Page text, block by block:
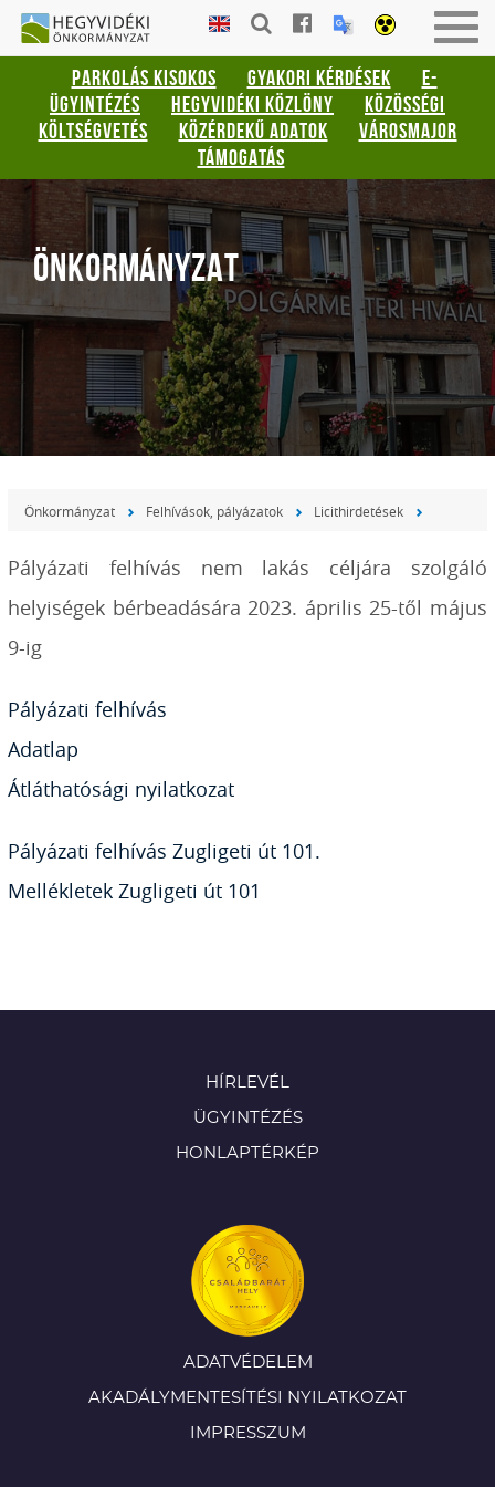
Gyorsbillentyűk
listája
Keresés:
"S"
Bejelentkezés:
HEGYVIDÉKI
ÖNKORMÁNYZAT
PARKOLÁS KISOKOS GYAKORI KÉRDÉSEK
E-
ÜGYINTÉZÉS
HEGYVIDÉKI KÖZLÖNY
KÖZÖSSÉGI
KÖLTSÉGVETÉS
KÖZÉRDEKŰ ADATOK
VÁROSMAJOR
TÁMOGATÁS
ÖNKORMÁNYZAT
Önkormányzat Felhívások, pályázatok Licithirdetések
Pályázati felhívás nem lakás céljára szolgáló
helyiségek bérbeadására 2023. április 25-től május
9-ig
Pályázati felhívás
Adatlap
Átláthatósági nyilatkozat
Pályázati felhívás Zugligeti út 101.
Mellékletek Zugligeti út 101
HÍRLEVÉL
ÜGYINTÉZÉS
HONLAPTÉRKÉP
ADATVÉDELEM
AKADÁLYMENTESÍTÉSI NYILATKOZAT
IMPRESSZUM